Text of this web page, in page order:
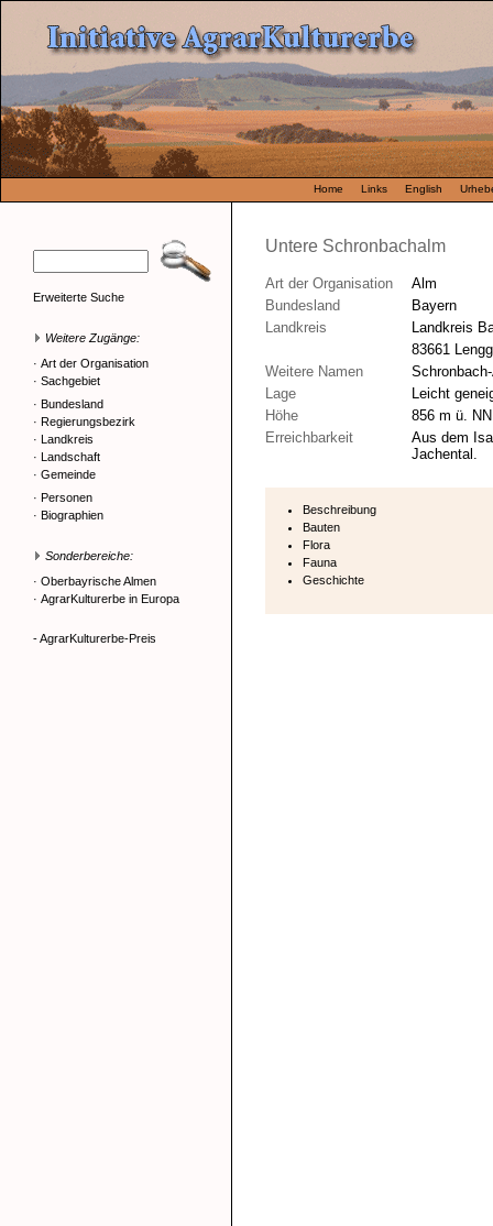
Home Links English
Erweiterte Suche
Weitere Zugänge:
· Art der Organisation
· Sachgebiet
· Bundesland
· Regierungsbezirk
· Landkreis
· Landschaft
· Gemeinde
· Personen
· Biographien
Sonderbereiche:
· Oberbayrische Almen
· AgrarKulturerbe in Europa
- AgrarKulturerbe-Preis
Untere Schronbachalm
Art der Organisation
Alm
Bundesland
Bayern
Landkreis
Landkreis
83661
Weitere Namen
Lage
Leicht
Höhe
856 m ü. NN
Erreichbarkeit
Aus dem
Jachental.
Beschreibung
Bauten
Flora
Fauna
Geschichte